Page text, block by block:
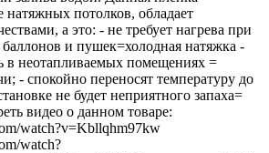
потолков, обладает
а это: - не требует нагрева при
и пушек=холодная натяжка -
в неотапливаемых помещениях =
- спокойно переносят температуру до
не будет неприятного запаха=
видео о данном товаре:
watch?v=Kbllqhm97kw
watch?